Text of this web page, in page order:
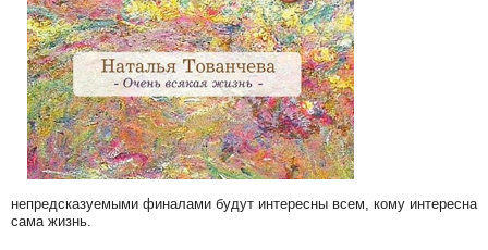
непредсказуемыми финалами будут интересны всем, кому интересна
сама жизнь.